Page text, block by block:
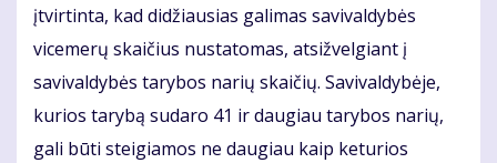
įtvirtinta, kad didžiausias galimas savivaldybės
vicemerų skaičius nustatomas, atsižvelgiant į
savivaldybės tarybos narių skaičių. Savivaldybėje,
kurios tarybą sudaro 41 ir daugiau tarybos narių,
gali būti steigiamos ne daugiau kaip keturios